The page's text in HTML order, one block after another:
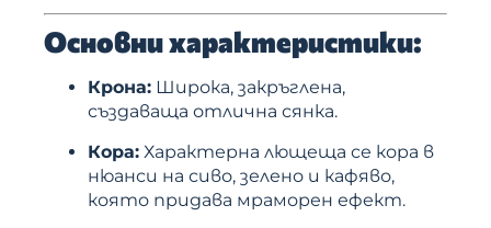
Основни характеристики:
Крона: Широка, закръглена,
създаваща отлична сянка.
Кора: Характерна лющеща се кора в
нюанси на сиво, зелено и кафяво,
която придава мраморен ефект.